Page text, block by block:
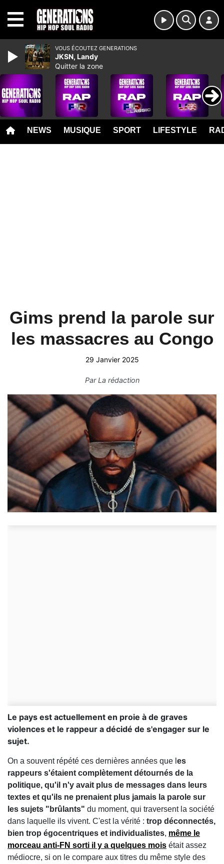
NEWS MUSIQUE SPORT LIFESTYLE
Gims prend la parole sur
les massacres au Congo
29 Janvier 2025
ParLa rédaction
Le pays est actuellement en proie à de graves
violences et le rappeur a décidé de s'engager sur le
sujet.
On a souvent répété ces dernières années que l es
rappeurs s'étaient complètement détournés de la
politique, qu'il n'y avait plus de messages dans leurs
textes et qu'ils ne prenaient plus jamais la parole sur
les sujets "brûlants" du moment, qui traversent la société
dans laquelle ils vivent. C'est la vérité : trop déconnectés,
bien trop égocentriques et individualistes, même le
morceau anti-FN sorti il y a quelques mois était assez
médiocre, si on le compare aux titres du même style des
VOUS ÉCOUTEZ GENERATIONS
JKSN, Landy
Quitter la zone